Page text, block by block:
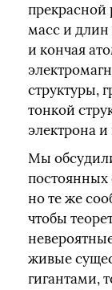
прекрасной
масс и длин
и кончая
структуры,
тонкой
электрона и
Мы
постоянных
но те же
чтобы
живые
гигантами,